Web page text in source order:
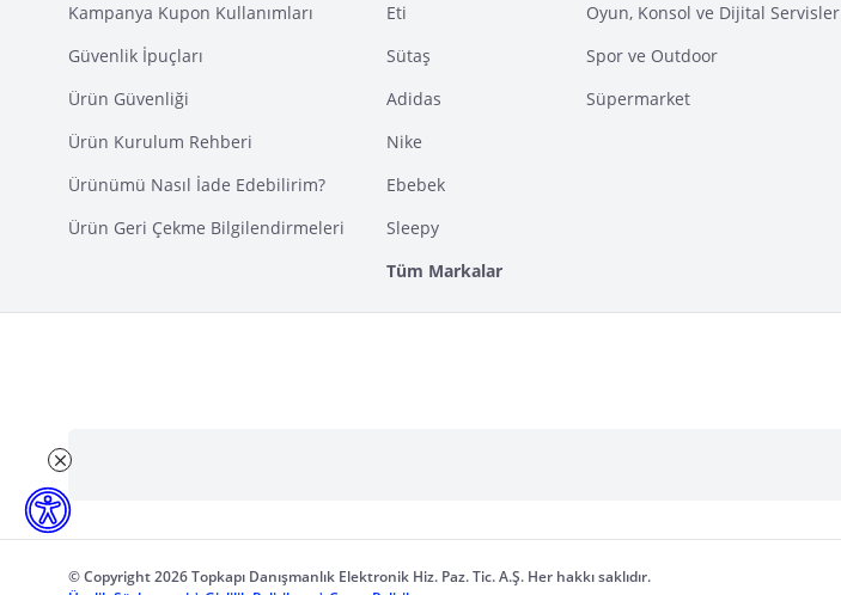
Kampanya Kupon Kullanımları
Güvenlik İpuçları
Ürün Güvenliği
Ürün Kurulum Rehberi
Ürünümü Nasıl İade Edebilirim?
Ürün Geri Çekme Bilgilendirmeleri
Eti
Sütaş
Adidas
Nike
Ebebek
Sleepy
Tüm Markalar
Oyun, Konsol ve Dijital Servisler
Spor ve Outdoor
Süpermarket
© Copyright 2026 Topkapı Danışmanlık Elektronik Hiz. Paz. Tic. A.Ş. Her hakkı saklıdır.